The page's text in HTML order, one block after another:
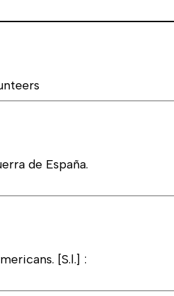
de España.
[S.l.] :